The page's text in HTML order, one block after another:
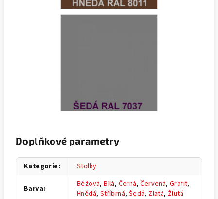
Doplňkové parametry
Kategorie: Stolky
Barva: Béžová,Bílá, Černá,Červená,Grafit,
Hnědá, Stříbrná, Šedá, Zlatá, Žlutá